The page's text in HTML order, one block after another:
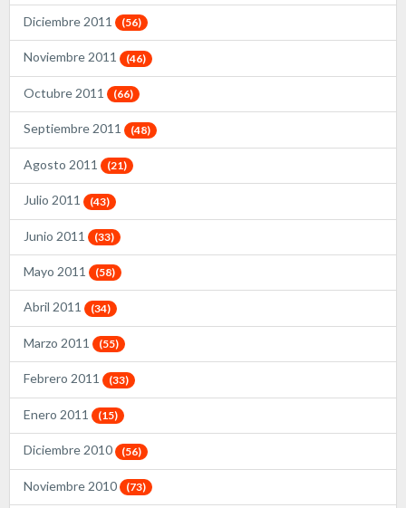
Diciembre 2011 (56)
Noviembre 2011 (46)
Octubre 2011 (66)
Septiembre 2011 (48)
Agosto 2011 (21)
Julio 2011 (43)
Junio 2011 (33)
Mayo 2011 (58)
Abril 2011 (34)
Marzo 2011 (55)
Febrero 2011 (33)
Enero 2011 (15)
Diciembre 2010 (56)
Noviembre 2010 (73)